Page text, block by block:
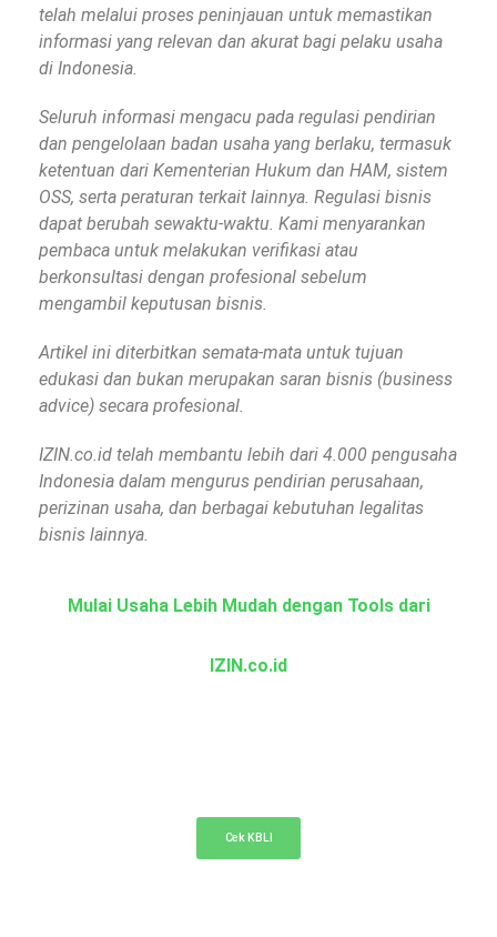
telah melalui proses peninjauan untuk memastikan
informasi yang relevan dan akurat bagi pelaku usaha
di Indonesia.
Seluruh informasi mengacu pada regulasi pendirian
dan pengelolaan badan usaha yang berlaku, termasuk
ketentuan dari Kementerian Hukum dan HAM, sistem
OSS, serta peraturan terkait lainnya. Regulasi bisnis
dapat berubah sewaktu-waktu. Kami menyarankan
pembaca untuk melakukan verifikasi atau
berkonsultasi dengan profesional sebelum
mengambil keputusan bisnis.
Artikel ini diterbitkan semata-mata untuk tujuan
edukasi dan bukan merupakan saran bisnis (business
advice) secara profesional.
IZIN.co.id telah membantu lebih dari 4.000 pengusaha
Indonesia dalam mengurus pendirian perusahaan,
perizinan usaha, dan berbagai kebutuhan legalitas
bisnis lainnya.
Mulai Usaha Lebih Mudah dengan Tools dari
IZIN.co.id
Cek KBLI